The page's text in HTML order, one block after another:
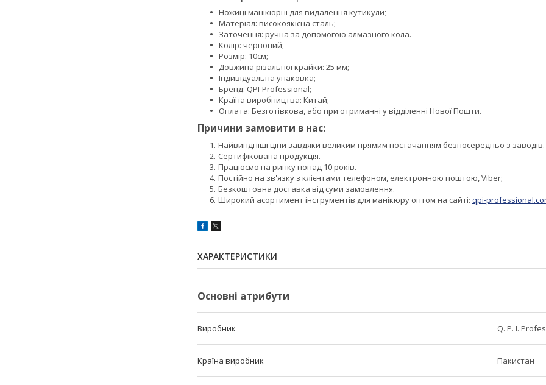
Ножиці манікюрні для видалення кутикули;
Матеріал: високоякісна сталь;
Заточення: ручна за допомогою алмазного кола.
Колір: червоний;
Розмір: 10см;
Довжина різальної крайки: 25 мм;
Індивідуальна упаковка;
Бренд: QPI-Professional;
Країна виробництва: Китай;
Оплата: Безготівкова, або при отриманні у відділенні Нової Пошти.
Причини замовити в нас:
Найвигідніші ціни завдяки великим прямим постачанням безпосередньо з заводів.
Сертифікована продукція.
Працюємо на ринку понад 10 років.
Постійно на зв'язку з клієнтами телефоном, електронною поштою, Viber;
Безкоштовна доставка від суми замовлення.
Широкий асортимент інструментів для манікюру оптом на сайті: qpi-
ХАРАКТЕРИСТИКИ
Основні атрибути
Виробник Q. P. I.
Країна виробник Пакистан